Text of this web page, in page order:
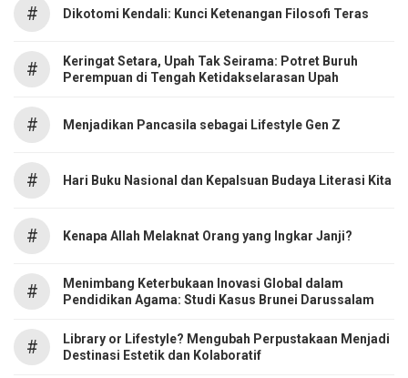
# Dikotomi Kendali: Kunci Ketenangan Filosofi Teras
#
Keringat Setara, Upah Tak Seirama: Potret Buruh
Perempuan di Tengah Ketidakselarasan Upah
# Menjadikan Pancasila sebagai Lifestyle Gen Z
# Hari Buku Nasional dan Kepalsuan Budaya Literasi Kita
# Kenapa Allah Melaknat Orang yang Ingkar Janji?
#
Menimbang Keterbukaan Inovasi Global dalam
Pendidikan Agama: Studi Kasus Brunei Darussalam
#
Library or Lifestyle? Mengubah Perpustakaan Menjadi
Destinasi Estetik dan Kolaboratif